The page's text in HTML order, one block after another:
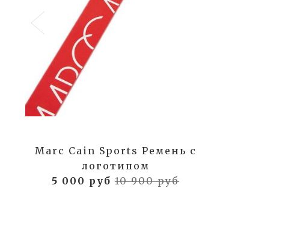
Marc Cain Sports Ремень с
логотипом
5 000 руб 10 900 руб